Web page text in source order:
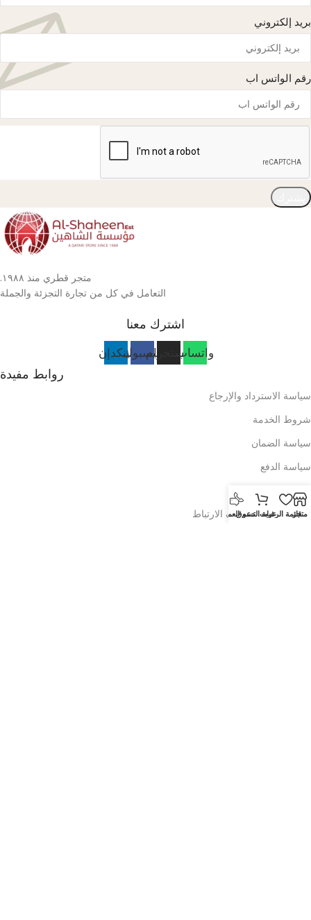
بريد إلكتروني
رقم الواتس اب
متجر قطري منذ ١٩٨٨.
التعامل في كل من تجارة التجزئة والجملة
اشترك معنا
واتسابانستجرامفيسبوكلينكدإن
روابط مفيدة
سياسة الاسترداد والإرجاع
شروط الخدمة
سياسة الضمان
سياسة الدفع
سياسة التوصيل
سياسة ملفات تعريف الارتباط
متجر
قائمة الرغباتعربة التسوقدعم العملاء